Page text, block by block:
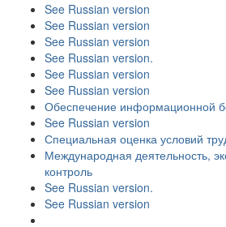
See Russian version
See Russian version
See Russian version
See Russian version.
See Russian version
See Russian version
Обеспечение информационной
See Russian version
Специальная оценка условий
Международная деятельность,
контроль
See Russian version.
See Russian version